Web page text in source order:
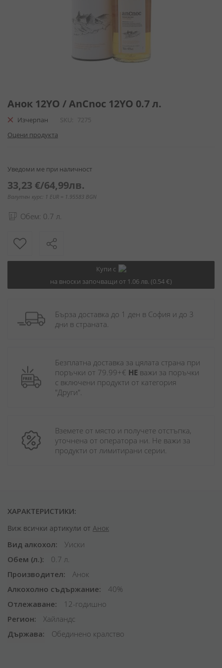
към
на
галерия
със
Анок 12YO / AnCnoc 12YO 0.7 л.
Изчерпан SKU
7275
Оцени продукта
Уведоми ме при наличност
33,23 €/64,99лв.
Валутен курс: 1 EUR = 1.95583 BGN
Обем: 0.7 л.
Купи с
на вноски започващи от 1.06 лв. (0.54 €)
Бърза доставка до 1 ден в София и до 3
дни в страната.
Безплатна доставка за цялата страна при
поръчки от 79.99+€ НЕ важи за поръчки
с включени продукти от категория
"Други".
Вземете от място и получете отстъпка,
уточнена от оператора ни. Не важи за
продукти от лимитирани серии.
ХАРАКТЕРИСТИКИ:
Виж всички артикули от Анок
Вид алкохол
Уиски
Обем (л.)
0.7 л.
Производител
Анок
Алкохолно съдържание
40%
Отлежаване
12-годишно
Регион
Хайландс
Държава
Обединено кралство